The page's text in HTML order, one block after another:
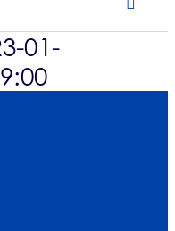
私たちがカ
What’s up
01-